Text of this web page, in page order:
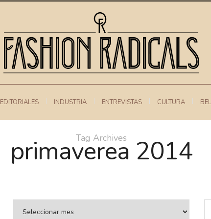
EDITORIALES INDUSTRIA ENTREVISTAS CULTURA
Tag Archives
primaverea 2014